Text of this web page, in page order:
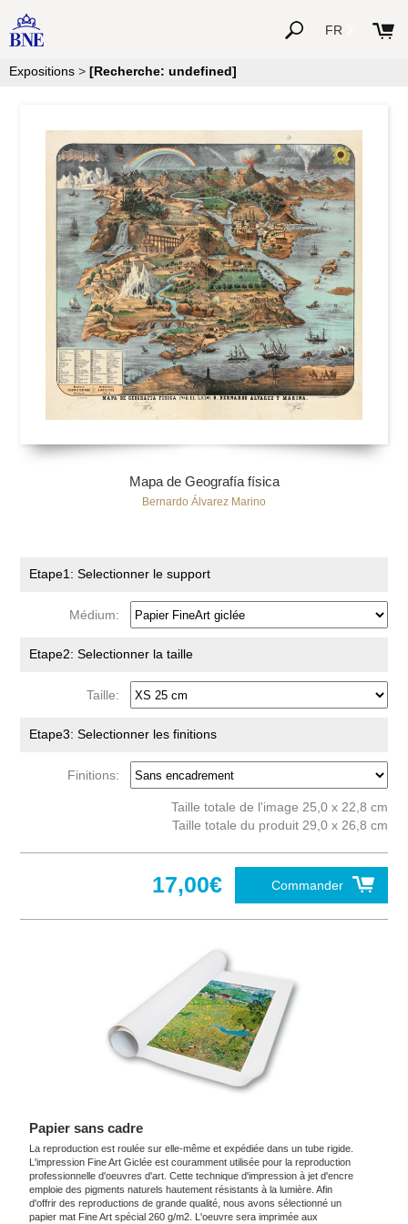
FR
Expositions > [Recherche: undefined]
Mapa de Geografía física
Bernardo Álvarez Marino
Etape1: Selectionner le support
Médium:
Etape2: Selectionner la taille
Taille:
Etape3: Selectionner les finitions
Finitions:
Taille totale de l'image 25,0 x 22,8 cm
Taille totale du produit 29,0 x 26,8 cm
Commander
17,00€
Papier sans cadre
La reproduction est roulée sur elle-même et expédiée dans un tube rigide.
L'impression Fine Art Giclée est couramment utilisée pour la reproduction
professionnelle d'oeuvres d'art. Cette technique d'impression à jet d'encre
emploie des pigments naturels hautement résistants à la lumière. Afin
d'offrir des reproductions de grande qualité, nous avons sélectionné un
papier mat Fine Art spécial 260 g/m2. L'oeuvre sera imprimée aux